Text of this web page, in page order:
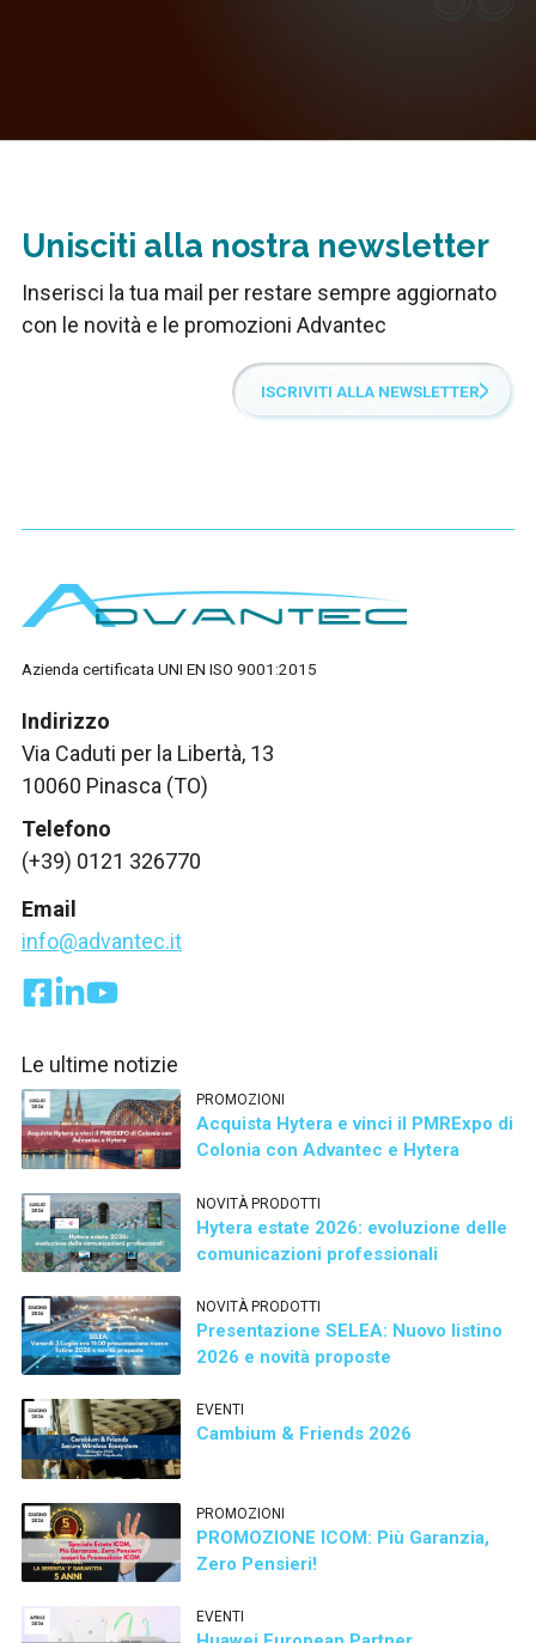
Unisciti alla nostra newsletter
Inserisci la tua mail per restare sempre aggiornato
con le novità e le promozioni Advantec
ISCRIVITI ALLA NEWSLETTER
Azienda certificata UNI EN ISO 9001:2015
Indirizzo
Via Caduti per la Libertà, 13
10060 Pinasca (TO)
Telefono
(+39) 0121 326770
Email
info@advantec.it
Le ultime notizie
PROMOZIONI
Acquista Hytera e vinci il PMRExpo di
Colonia con Advantec e Hytera
NOVITÀ PRODOTTI
Hytera estate 2026: evoluzione delle
comunicazioni professionali
NOVITÀ PRODOTTI
Presentazione SELEA: Nuovo listino
2026 e novità proposte
EVENTI
Cambium & Friends 2026
PROMOZIONI
PROMOZIONE ICOM: Più Garanzia,
Zero Pensieri!
EVENTI